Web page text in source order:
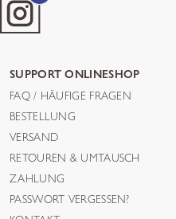
SUPPORT ONLINESHOP
FAQ / HÄUFIGE FRAGEN
BESTELLUNG
VERSAND
RETOUREN & UMTAUSCH
ZAHLUNG
PASSWORT VERGESSEN?